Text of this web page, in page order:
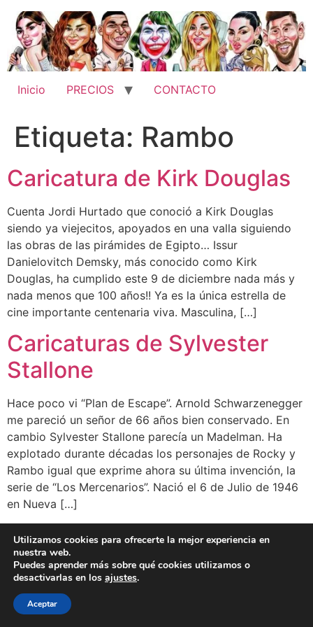
contenido
Inicio PRECIOS CONTACTO
Etiqueta: Rambo
Caricatura de Kirk Douglas
Cuenta Jordi Hurtado que conoció a Kirk Douglas
siendo ya viejecitos, apoyados en una valla siguiendo
las obras de las pirámides de Egipto… Issur
Danielovitch Demsky, más conocido como Kirk
Douglas, ha cumplido este 9 de diciembre nada más y
nada menos que 100 años!! Ya es la única estrella de
cine importante centenaria viva. Masculina, […]
Caricaturas de Sylvester
Stallone
Hace poco vi “Plan de Escape”. Arnold Schwarzenegger
me pareció un señor de 66 años bien conservado. En
cambio Sylvester Stallone parecía un Madelman. Ha
explotado durante décadas los personajes de Rocky y
Rambo igual que exprime ahora su última invención, la
serie de “Los Mercenarios”. Nació el 6 de Julio de 1946
en Nueva […]
BLOG CLIENTES FAMOSOS BIO FAQ
Utilizamos cookies para ofrecerte la mejor experiencia en
nuestra web.
Puedes aprender más sobre qué cookies utilizamos o
desactivarlas en los ajustes.
Aceptar